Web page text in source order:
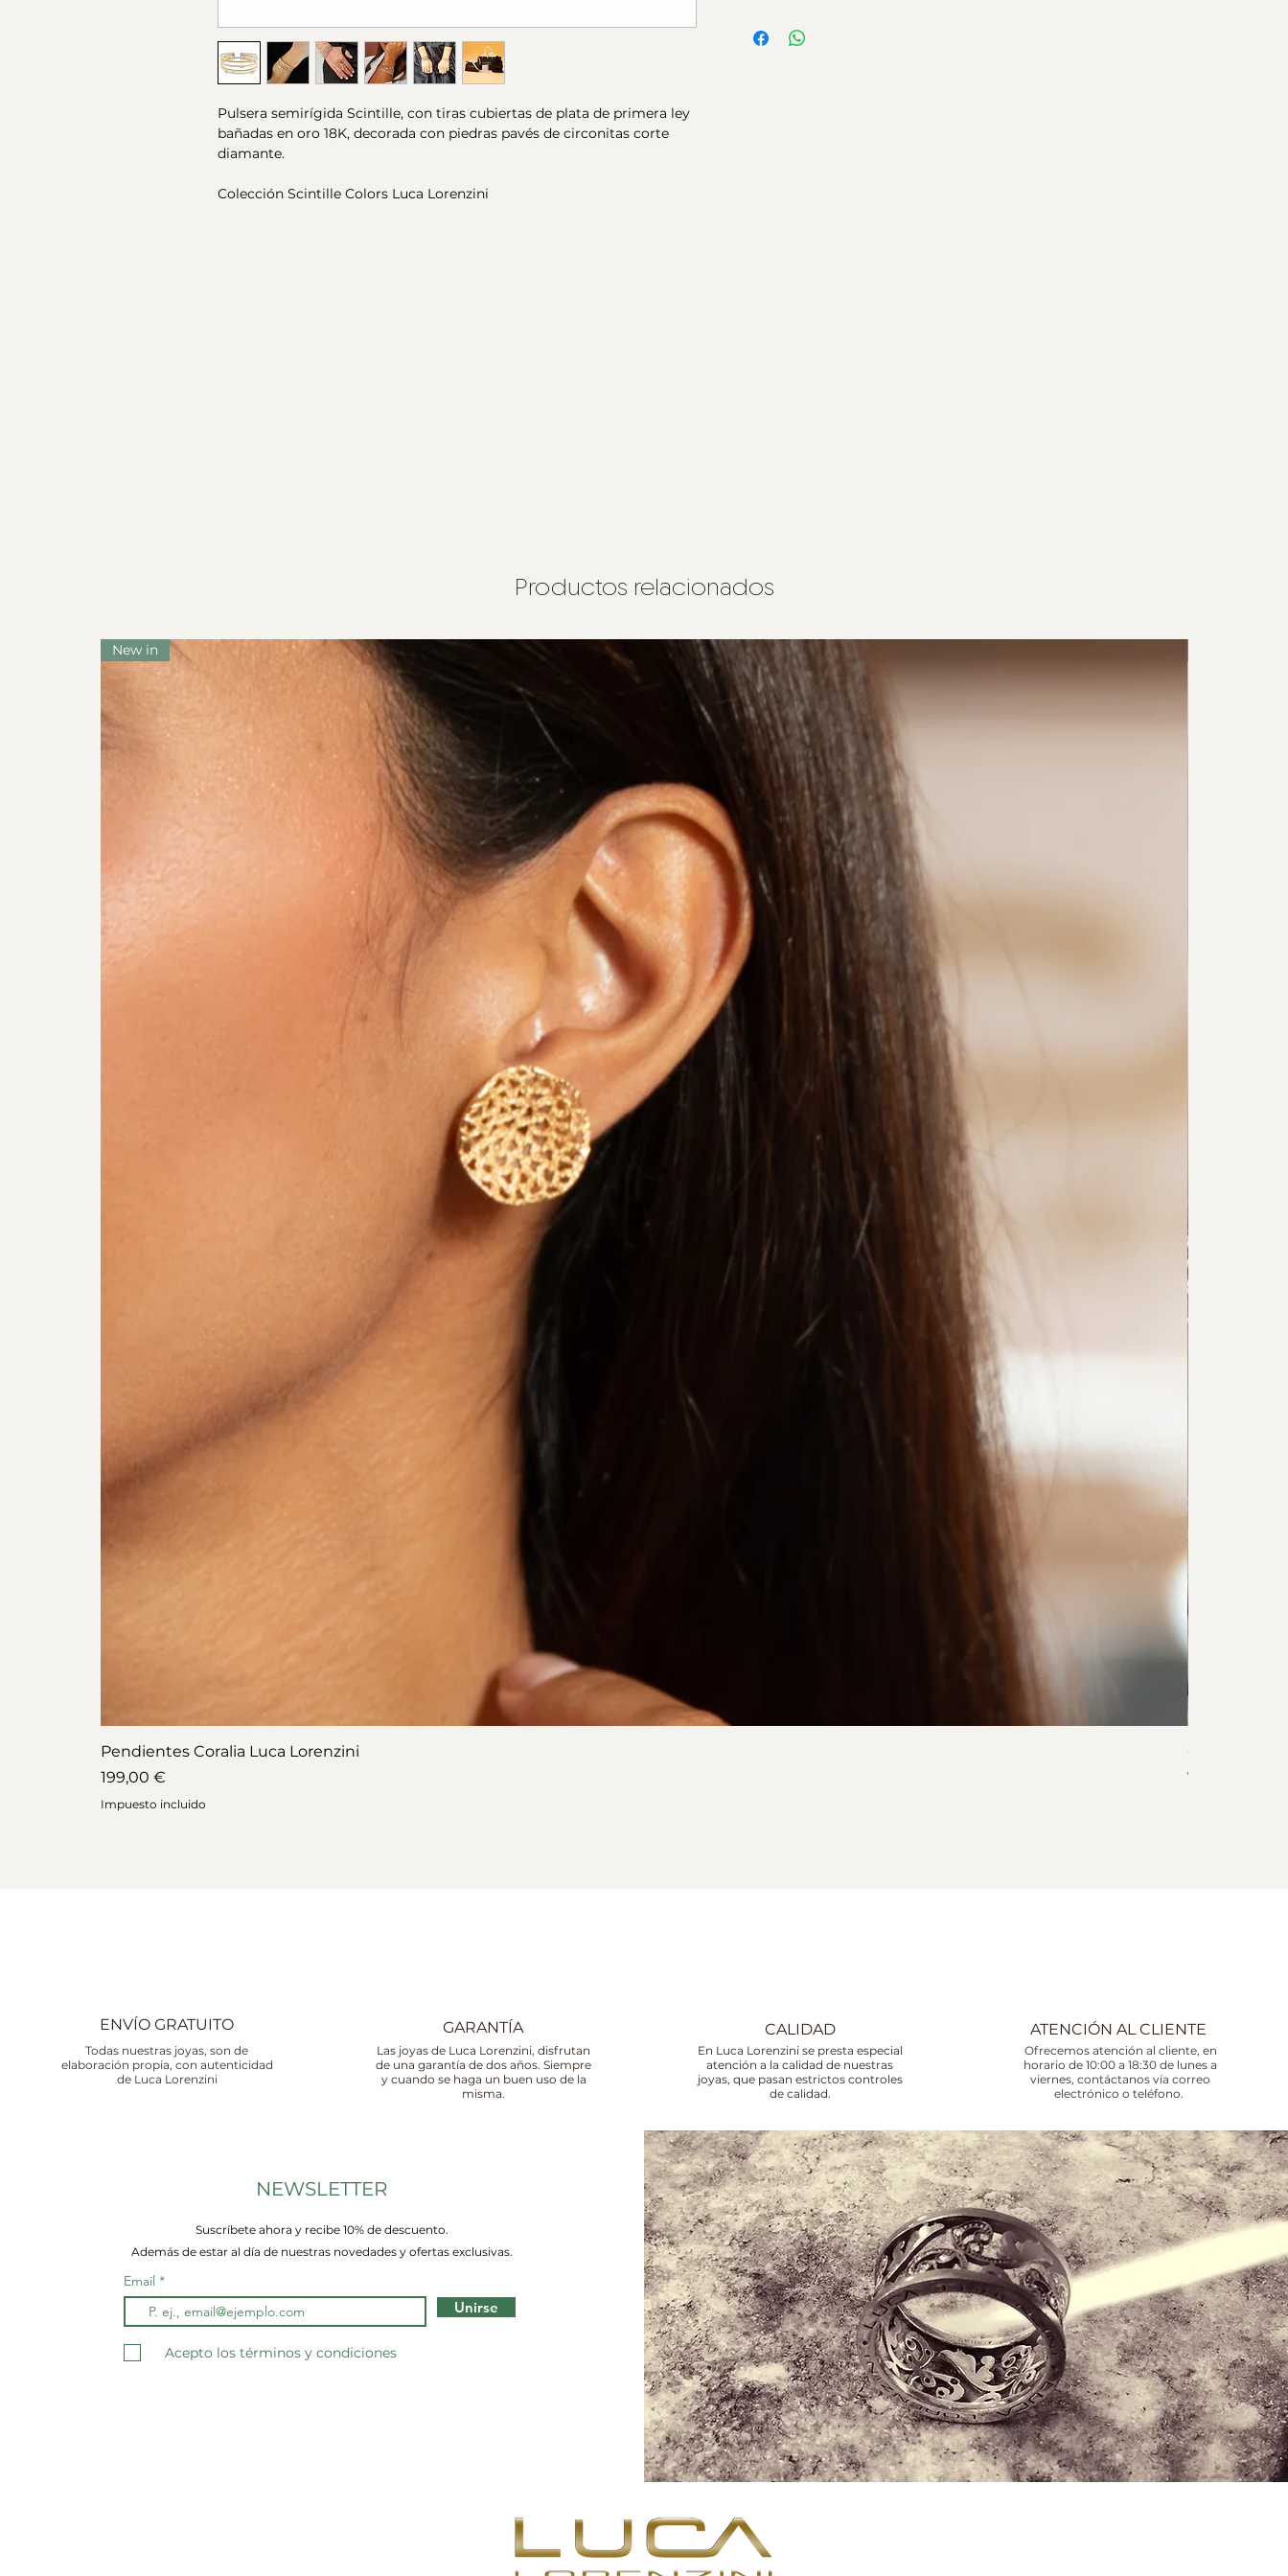
Pulsera semirígida Scintille, con tiras cubiertas de plata de primera ley
bañadas en oro 18K, decorada con piedras pavés de circonitas corte
diamante.
Colección Scintille Colors Luca Lorenzini
circonitas corte diamante.
Colección Scintille Colors Luca Lorenzini.
Acabados:
Productos relacionados
New in
Pendientes Coralia Luca Lorenzini
Precio
199,00 €
Impuesto incluido
Collar
Precio
745,00 €
ENVÍO GRATUITO
Todas nuestras joyas, son de
elaboración propia, con autenticidad
de Luca Lorenzini
GARANTÍA
Las joyas de Luca Lorenzini, disfrutan
de una garantía de dos años. Siempre
y cuando se haga un buen uso de la
misma.
CALIDAD
En Luca Lorenzini se presta especial
atención a la calidad de nuestras
joyas, que pasan estrictos controles
de calidad.
ATENCIÓN AL CLIENTE
Ofrecemos atención al cliente, en
horario de 10:00 a 18:30 de lunes a
viernes, contáctanos vía correo
electrónico o teléfono.
NEWSLETTER
Suscríbete ahora y recibe 10% de descuento.
Además de estar al día de nuestras novedades y ofertas exclusivas.
Email
Unirse
Acepto los términos y condiciones